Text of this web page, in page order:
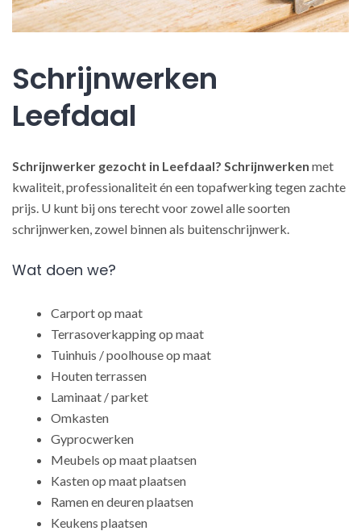
Schrijnwerken
Leefdaal
Schrijnwerker gezocht in Leefdaal? Schrijnwerken met
kwaliteit, professionaliteit én een topafwerking tegen zachte
prijs. U kunt bij ons terecht voor zowel alle soorten
schrijnwerken, zowel binnen als buitenschrijnwerk.
Wat doen we?
Carport op maat
Terrasoverkapping op maat
Tuinhuis / poolhouse op maat
Houten terrassen
Laminaat / parket
Omkasten
Gyprocwerken
Meubels op maat plaatsen
Kasten op maat plaatsen
Ramen en deuren plaatsen
Keukens plaatsen